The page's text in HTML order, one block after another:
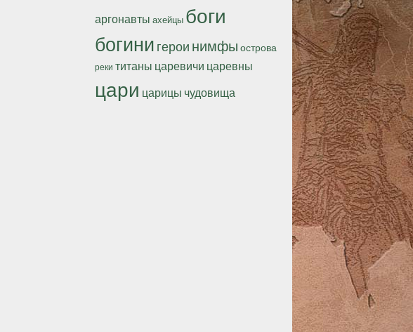
аргонавты ахейцы боги
богинигероинимфы острова
реки титаны царевичи царевны
цари царицы чудовища